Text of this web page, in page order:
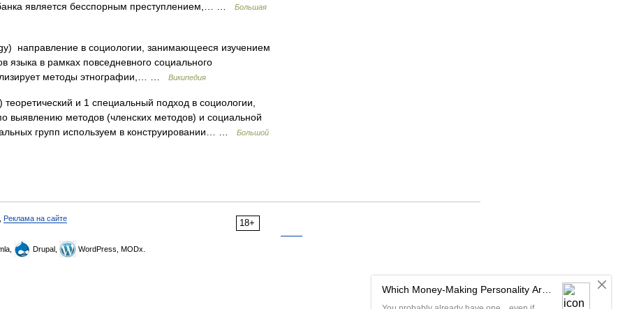
является бесспорным преступлением,… …
Большая
направление в социологии, занимающееся изучением
в рамках повседневного социального
методы этнографии,… …
Википедия
и 1 специальный подход в социологии,
выявлению методов (членских методов) и социальной
групп используем в конструировании… …
Большой
18+
Реклама на сайте
Drupal, WordPress, MODx.